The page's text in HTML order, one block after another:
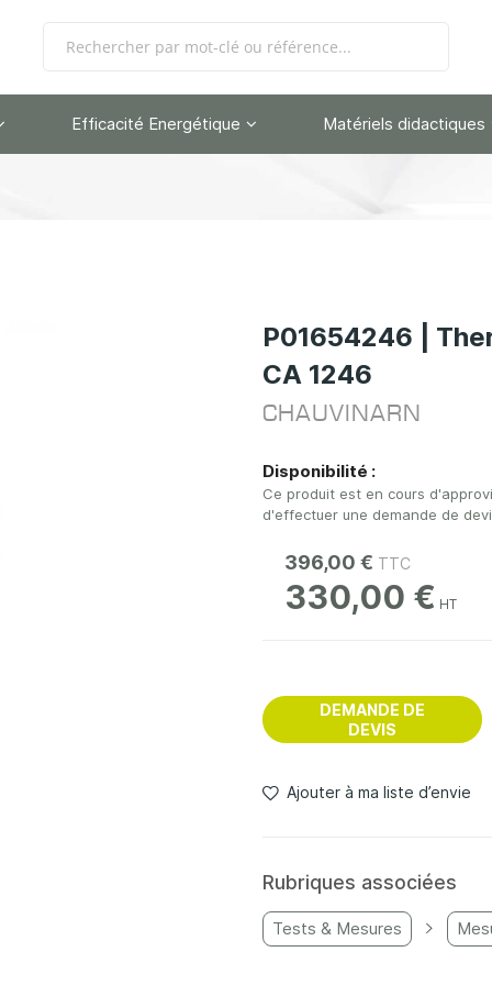
Efficacité Energétique Matériels didactiques
P01654246 |
CA 1246
CHAUVINARN
Disponibilité :
Ce produit est en cours
d'effectuer une demande de
396,00 €
330,00 €
DEMANDE DE
DEVIS
Ajouter à ma liste d’envie
Rubriques associées
Tests & Mesures